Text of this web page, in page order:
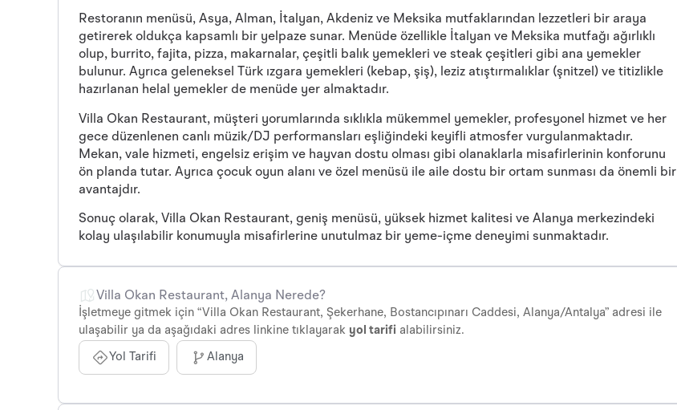
Restoranın menüsü, Asya, Alman, İtalyan, Akdeniz ve Meksika mutfaklarından lezzetleri bir araya
getirerek oldukça kapsamlı bir yelpaze sunar. Menüde özellikle İtalyan ve Meksika mutfağı ağırlıklı
olup, burrito, fajita, pizza, makarnalar, çeşitli balık yemekleri ve steak çeşitleri gibi ana yemekler
bulunur. Ayrıca geleneksel Türk ızgara yemekleri (kebap, şiş), leziz atıştırmalıklar (şnitzel) ve titizlikle
hazırlanan helal yemekler de menüde yer almaktadır.
Villa Okan Restaurant, müşteri yorumlarında sıklıkla mükemmel yemekler, profesyonel hizmet ve her
gece düzenlenen canlı müzik/DJ performansları eşliğindeki keyifli atmosfer vurgulanmaktadır.
Mekan, vale hizmeti, engelsiz erişim ve hayvan dostu olması gibi olanaklarla misafirlerinin konforunu
ön planda tutar. Ayrıca çocuk oyun alanı ve özel menüsü ile aile dostu bir ortam sunması da önemli bir
avantajdır.
Sonuç olarak, Villa Okan Restaurant, geniş menüsü, yüksek hizmet kalitesi ve Alanya merkezindeki
kolay ulaşılabilir konumuyla misafirlerine unutulmaz bir yeme-içme deneyimi sunmaktadır.
Villa Okan Restaurant, Alanya Nerede?
İşletmeye gitmek için “Villa Okan Restaurant, Şekerhane, Bostancıpınarı Caddesi, Alanya/Antalya” adresi ile
ulaşabilir ya da aşağıdaki adres linkine tıklayarak yol tarifi alabilirsiniz.
Yol Tarifi Alanya